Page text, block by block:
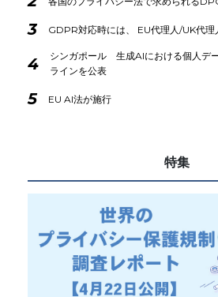
3 GDPR対応時には、 EU代理人/UK代理
4
シンガポール 生成AIにおける個人デ
ラインを公表
5 EU AI法が施行
特集